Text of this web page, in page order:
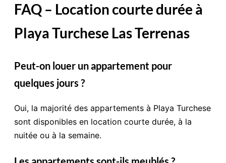
FAQ – Location courte durée à
Playa Turchese Las Terrenas
Peut-on louer un appartement pour
quelques jours ?
Oui, la majorité des appartements à Playa Turchese
sont disponibles en location courte durée, à la
nuitée ou à la semaine.